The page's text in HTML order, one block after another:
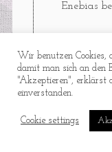
Enebias
Lisa und Eric
Wir benutzen
damit man sich an den
"Akzeptieren", erklärst
einverstanden.
Cookie settings